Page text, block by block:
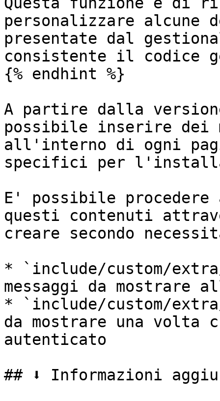
personalizzare alcune
presentate dal
consistente il codice
{% endhint %}
A partire dalla
possibile inserire dei
all'interno di ogni
specifici per
E' possibile
questi contenuti
creare secondo
* `include/custom/
messaggi da mostrare
* `include/custom/
da mostrare una volta
autenticato
## ⬇️ Informazioni